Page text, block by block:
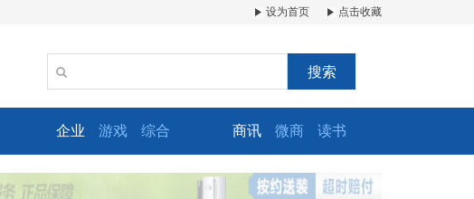
设为首页 点击收藏
搜索
企业 游戏 综合 商讯 微商 读书